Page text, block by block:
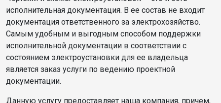
исполнительная документация. В ее состав не входит
документация ответственного за электрохозяйство.
Самым удобным и выгодным способом поддержки
исполнительной документации в соответствии с
состоянием электроустановки для ее владельца
является заказ услуги по ведению проектной
документации.
Данную услугу предоставляет наша компания, причем,